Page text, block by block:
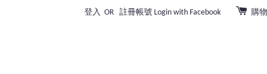
登入 OR 註冊帳號 Login with Facebook 購